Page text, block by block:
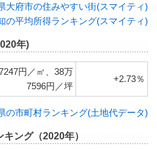
大府市の住みやすい街(スマイティ)
の平均所得ランキング(スマイティ)
年)
円／㎡、38万
7596円／坪
+2.73％
の市町村ランキング(土地代データ)
ング（2020年）